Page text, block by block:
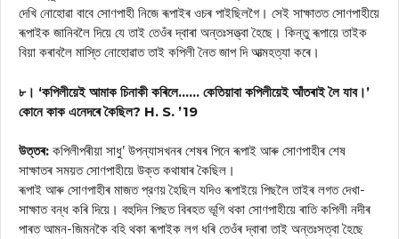
দেখি নোহোৱা বাবে সোণপাহী নিজে ৰূপাইৰ ওচৰ পাইছিলগৈ। সেই সাক্ষাতত সোণপাহীয়ে
ৰূপাইক জানিবলৈ দিয়ে যে তাই তেওঁৰ দ্বাৰা অন্তঃসত্ত্বা হৈছে। কিন্তু ৰূপায়ে তাইক
বিয়া কৰাবলৈ মাস্তি নোহোৱাত তাই কপিলী নৈত জাপ দি আত্মহত্যা কৰে।
৮। ‘কপিলীয়েই আমাক চিনাকী কৰিলে…… কেতিয়াবা কপিলীয়েই আঁতৰাই লৈ যাব।’
কোনে কাক এনেদৰে কৈছিল? H. S. ’19
উত্তৰ: কপিলীপৰীয়া সাধু’ উপন্যাসখনৰ শেষৰ পিনে ৰূপাই আৰু সোণপাহীৰ শেষ
সাক্ষাতৰ সময়ত সোণপাহীয়ে উক্ত কথাষাৰ কৈছিল।
ৰূপাই আৰু সোণপাহীৰ মাজত প্রণয় হৈছিল যদিও ৰূপাইয়ে পিছলৈ তাইৰ লগত দেখা-
সাক্ষাত বন্ধ কৰি দিয়ে। বহুদিন পিছত বিৰহত ভূগি থকা সোণপাহীয়ে ৰাতি কপিলী নদীৰ
পাৰত আমন-জিমনকৈ বহি থকা ৰূপাইক লগ ধৰি তেওঁৰ দ্বাৰা তাই অন্তঃসত্বা হৈছে